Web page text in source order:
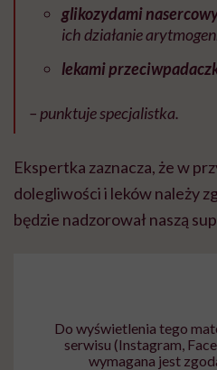
glikozydami
ich działanie
lekami
– punktuje specjalistka.
Ekspertka zaznacza, że w
dolegliwości i leków należy
będzie nadzorował naszą
Do wyświetlenia tego
serwisu (Instagram,
wymagana jest